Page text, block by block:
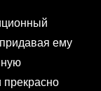
ему
прекрасно